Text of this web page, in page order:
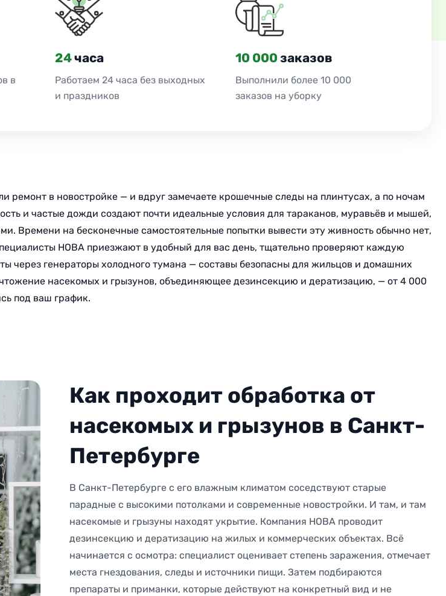
в
24часа
Работаем 24 часа без выходных
и праздников
10 000 заказов
Выполнили более 10 000
заказов на уборку
ремонт в новостройке — и вдруг замечаете крошечные следы на плинтусах, а по ночам
и частые дожди создают почти идеальные условия для тараканов, муравьёв и мышей,
Времени на бесконечные самостоятельные попытки вывести эту живность обычно нет,
НОВА приезжают в удобный для вас день, тщательно проверяют каждую
через генераторы холодного тумана — составы безопасны для жильцов и домашних
насекомых и грызунов, объединяющее дезинсекцию и дератизацию, — от 4 000
под ваш график.
Как проходит обработка от
насекомых и грызунов в Санкт-
Петербурге
В Санкт-Петербурге с его влажным климатом соседствуют старые
парадные с высокими потолками и современные новостройки. И там, и там
насекомые и грызуны находят укрытие. Компания НОВА проводит
дезинсекцию и дератизацию на жилых и коммерческих объектах. Всё
начинается с осмотра: специалист оценивает степень заражения, отмечает
места гнездования, следы и источники пищи. Затем подбираются
препараты и приманки, которые действуют на конкретный вид и не